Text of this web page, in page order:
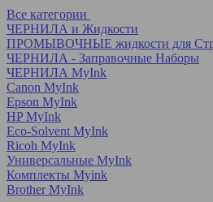
Все категории
ЧЕРНИЛА и Жидкости
ПРОМЫВОЧНЫЕ жидкости для
ЧЕРНИЛА - Заправочные Наборы
ЧЕРНИЛА MyInk
Canon MyInk
Epson MyInk
HP MyInk
Eco-Solvent MyInk
Ricoh MyInk
Универсальные MyInk
Комплекты Myink
Brother MyInk